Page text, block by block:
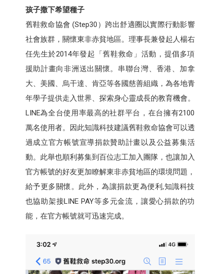
孩子撒下希望種子
舊鞋救命協會 (Step30）跨出舒適圈以實際行動影響
社會族群，關懷東非赤貧地區。理事長兼發起人楊右
任先生於2014年發起「舊鞋救命」活動，提倡多項
援助計畫向非洲送出關懷。串聯台灣、香港、加拿
大、美國、烏干達、肯亞等各國慈善組織，為各地青
年學子提供走入世界、探索身心靈成長的教育機會。
LINE為全台使用率最高的社群平台，在台擁有2100
萬名使用者。因此知識科技建議舊鞋救命協會可以透
過成立官方帳號宣導捐款贊助計畫以及公益募集活
動。此舉也順利募集到百位志工加入團隊，也讓加入
官方帳號的好友更加瞭解東非赤貧地區的環境問題，
給予更多關懷。此外，為讓捐款更為便利,知識科技
也協助架接LINE PAY等多元金流，讓愛心捐款的功
能，在官方帳號就可迅速完成。